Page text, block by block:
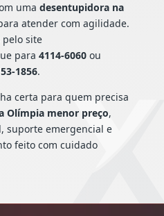
uma desentupidora na
atender com agilidade.
pelo site
para 4114-6060ou
1856.
certa para quem precisa
Olímpia menor preço,
suporte emergencial e
feito com cuidado